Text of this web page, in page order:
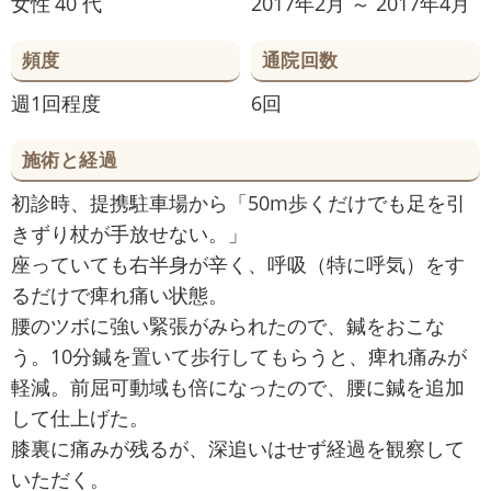
頻度
週1回程度
通院回数
6回
施術と経過
初診時、提携駐車場から「50m歩くだけでも足を引
きずり杖が手放せない。」
座っていても右半身が辛く、呼吸（特に呼気）をす
るだけで痺れ痛い状態。
腰のツボに強い緊張がみられたので、鍼をおこな
う。10分鍼を置いて歩行してもらうと、痺れ痛みが
軽減。前屈可動域も倍になったので、腰に鍼を追加
して仕上げた。
膝裏に痛みが残るが、深追いはせず経過を観察して
いただく。